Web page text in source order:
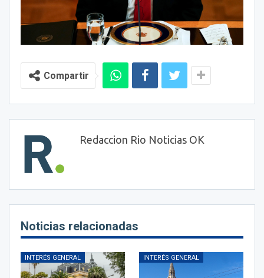
Compartir
Redaccion Rio Noticias OK
Noticias relacionadas
INTERÉS GENERAL INTERÉS GENERAL